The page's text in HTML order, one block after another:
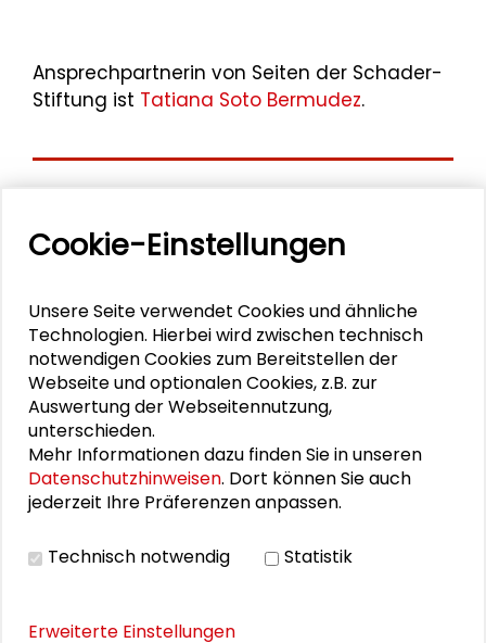
Ansprechpartnerin von Seiten der Schader-
Stiftung ist Tatiana Soto Bermudez.
Veranstaltungen
11. Internationale Waldkunstkonferenz
"Demokratischer Wald"
Schlüsseltexte für die Wirtschaft von morgen
Zusammen mehr erreichen – Zukunftsbündnis im
Dialog
Schader-Festival 2026
25. Runder Tisch Wissenschaftsstadt Darmstadt
Cookie-Einstellungen
Unsere Seite verwendet Cookies und ähnliche
Technologien. Hierbei wird zwischen technisch
notwendigen Cookies zum Bereitstellen der
Webseite und optionalen Cookies, z.B. zur
Auswertung der Webseitennutzung,
unterschieden.
Mehr Informationen dazu finden Sie in unseren
Datenschutzhinweisen. Dort können Sie auch
jederzeit Ihre Präferenzen anpassen.
Technisch notwendig Statistik
Erweiterte Einstellungen